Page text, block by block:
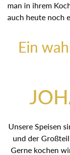
man in ihrem
auch heute noch
Ein
Unsere Speisen
und der
Gerne kochen